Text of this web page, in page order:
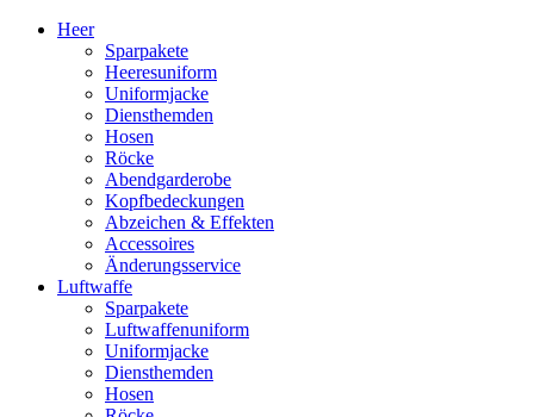
Heer
Sparpakete
Heeresuniform
Uniformjacke
Diensthemden
Hosen
Röcke
Abendgarderobe
Kopfbedeckungen
Abzeichen & Effekten
Accessoires
Änderungsservice
Luftwaffe
Sparpakete
Luftwaffenuniform
Uniformjacke
Diensthemden
Hosen